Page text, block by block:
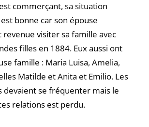
commerçant, sa situation
bonne car son épouse
revenue visiter sa famille avec
filles en 1884. Eux aussi ont
famille : Maria Luisa, Amelia,
Matilde et Anita et Emilio. Les
devaient se fréquenter mais le
relations est perdu.